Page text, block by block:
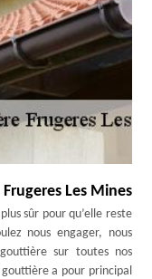
Les Mines
sûr pour qu’elle reste
nous engager, nous
sur toutes nos
a pour principal